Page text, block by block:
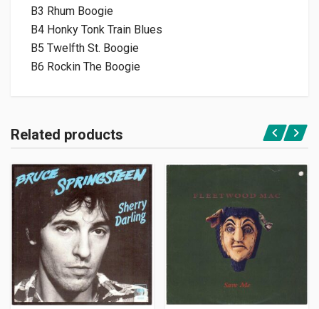
B3 Rhum Boogie
B4 Honky Tonk Train Blues
B5 Twelfth St. Boogie
B6 Rockin The Boogie
Related products